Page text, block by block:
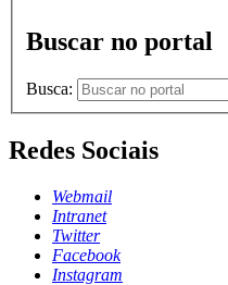
Buscar no portal
Busca:
Redes Sociais
Webmail
Intranet
Twitter
Facebook
Instagram